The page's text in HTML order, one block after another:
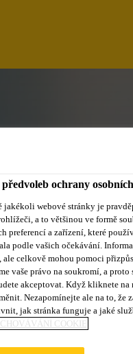
ochrany
jakékoli webové stránky je
a to většinou ve formě
preferencí a zařízení, které
podle vašich očekávání.
celkově mohou pomoci
vaše právo na soukromí, a
akceptovat. Když kliknete
Nezapomínejte ale na to,
jak stránka funguje a jaké
COOKIE